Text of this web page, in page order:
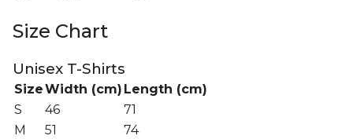
Size Chart
Unisex T-Shirts
SizeWidth (cm) Length (cm)
S
46
71
M
51
74